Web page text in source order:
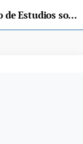
Comienza a funcionar el Centro de Estudios sobre el Impacto Social de la Inteligencia Artificial de Lugones